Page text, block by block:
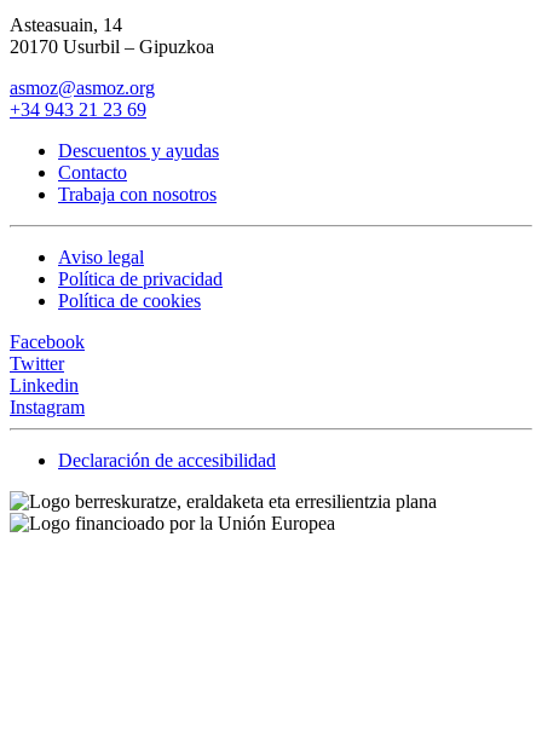
Asteasuain, 14
20170 Usurbil – Gipuzkoa
asmoz@asmoz.org
+34 943 21 23 69
Descuentos y ayudas
Contacto
Trabaja con nosotros
Aviso legal
Política de privacidad
Política de cookies
Facebook
Twitter
Linkedin
Instagram
Declaración de accesibilidad